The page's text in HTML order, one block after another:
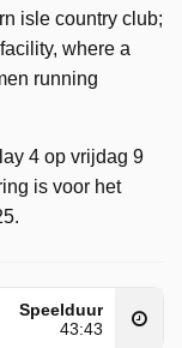
isle country club;
where a
running
4 op vrijdag 9
is voor het
Speelduur
43:43